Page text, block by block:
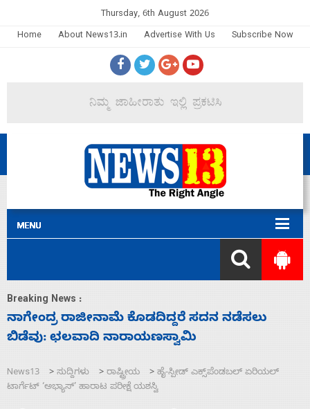
Thursday, 6th August 2026
Home
About News13.in Advertise With Us Subscribe Now
Breaking News :
ಸಚಿವ ಸಂಪುಟ ವಿಸ್ತರಣೆ ಮಾಡಿದ್ದು ಹಣಬಲ ಮತ್ತು
ಹೈಕಮಾಂಡ್ ರಾಜಕಾರಣಕ್ಕೆ: ವಿಜಯೇಂದ್ರ
News13 > ಸುದ್ದಿಗಳು > ರಾಷ್ಟ್ರೀಯ > ಹೈ-ಸ್ಪೀಡ್ ಎಕ್ಸ್‌ಪೆಂಡಬಲ್ ಏರಿಯಲ್
ಟಾರ್ಗೆಟ್ ‘ಅಭ್ಯಾಸ್’ ಹಾರಾಟ ಪರೀಕ್ಷೆ ಯಶಸ್ವಿ